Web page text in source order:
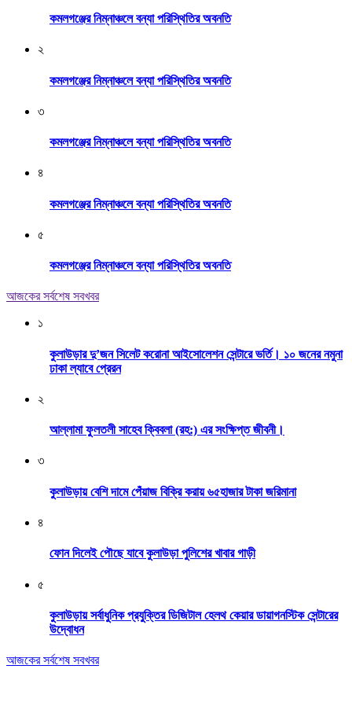
কমলগঞ্জের নিম্নাঞ্চলে বন্যা পরিস্থিতির অবনতি
২
কমলগঞ্জের নিম্নাঞ্চলে বন্যা পরিস্থিতির অবনতি
৩
কমলগঞ্জের নিম্নাঞ্চলে বন্যা পরিস্থিতির অবনতি
৪
কমলগঞ্জের নিম্নাঞ্চলে বন্যা পরিস্থিতির অবনতি
৫
কমলগঞ্জের নিম্নাঞ্চলে বন্যা পরিস্থিতির অবনতি
আজকের সর্বশেষ সবখবর
১
কুলাউড়ার দু’জন সিলেট করোনা আইসোলেশন সেন্টারে ভর্তি। ১০ জনের নমুনা
ঢাকা ল্যাবে প্রেরন
২
আল্লামা ফুলতলী সাহেব ক্বিবলা (রহ:) এর সংক্ষিপ্ত জীবনী।
৩
কুলাউড়ায় বেশি দামে পেঁয়াজ বিক্রি করায় ৬৫হাজার টাকা জরিমানা
৪
ফোন দিলেই পৌছে যাবে কুলাউড়া পুলিশের খাবার গাড়ী
৫
কুলাউড়ায় সর্বাধুনিক প্রযুক্তির ডিজিটাল হেলথ কেয়ার ডায়াগনস্টিক সেন্টারের
উদ্বোধন
আজকের সর্বশেষ সবখবর